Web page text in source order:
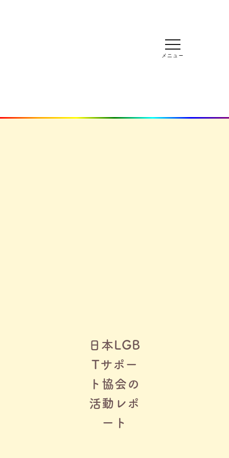
日本LGB
Tサポー
ト協会の
活動レポ
ート